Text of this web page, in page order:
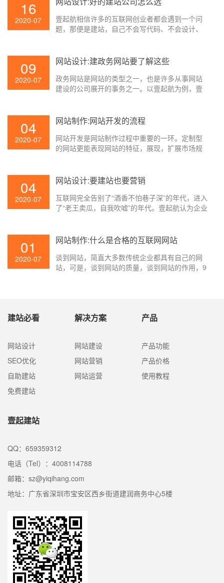
来，下面壹起航来给初次建站的朋友们讲一下建
站过程。
16
2020-07
壹起航相信许多的互联网创业者都会遇到一个问
题，那便是建站，自己不会写代码、不会设计、
后在网站正式上线之后又会遇到各式各样的问
话，后续的推广就轻松多了，那么，网站设计要
怎样挑选建站公司呢？下面壹起航来为大家简单
09
2020-07
网站设计:建政务网站要了解这些
政务网站是网站的类型之一，也是许多从事网站
建设的公司展开的事务之一。以壹起航为例，壹
04
2020-07
网站制作:网站开发的流程
网站开发是网站制作过程中重要的一环。定制型
的网站更能表现网站的特征，展现，扩展市场规
简单介绍一下。
04
2020-07
网站设计:要建站也要营销
互联网完全告别了“酒香不怕巷子深”的年代，进入
了“老王卖瓜，自我吹嘘”的年代。壹起航认为企业
此道，年年都是网红年，假如用互联网思想界说
趣有才华的主播，许多互联网公司CEO都能够被
称为“网红”!
01
2020-07
网站制作:什么是合格的互联网网站
谈到网站，简直大多数传统企业都具有自己的网
站，可是，谈到网站的质量，谈到网站的作用，9
建站必看
网站设计
SEO优化
自助建站
免费建站
解决方案
网站建设
网站营销
网站运营
产品
产品功能
产品价格
使用教程
壹起建站
QQ：659359312
电话（Tel）：4008114788
邮箱：sz@yiqihang.com
地址：广东省深圳市宝安区西乡街道建润商务中心5楼